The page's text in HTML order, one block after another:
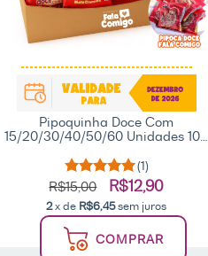
Pipoquinha Doce Com
15/20/30/40/50/60 Unidades 10g
Comigo (1)
R$15,00 R$12,90
2x de R$6,45sem juros
COMPRAR